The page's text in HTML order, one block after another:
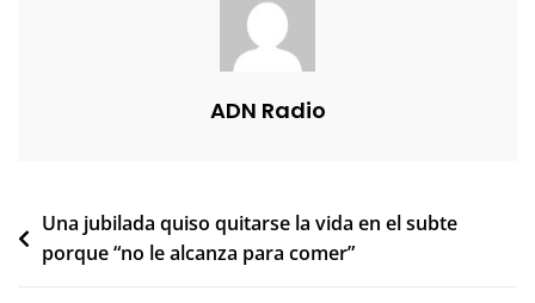
ADN Radio
Navegación
de
Una jubilada quiso quitarse la vida en el subte
porque “no le alcanza para comer”